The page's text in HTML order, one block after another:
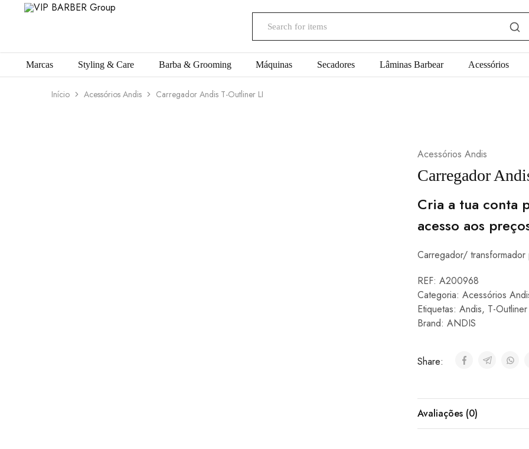
Marcas Styling & Care Barba & Grooming Máquinas Secadores Lâminas Barbear Acessórios
Início Acessórios Andis Carregador Andis T-Outliner LI
Acessórios Andis
Carregador
Cria a tua conta
acesso aos
Carregador/
REF: A200968
Categoria: Acessórios
Etiquetas: Andis, T-Outliner
Brand: ANDIS
Share:
Avaliações (0)